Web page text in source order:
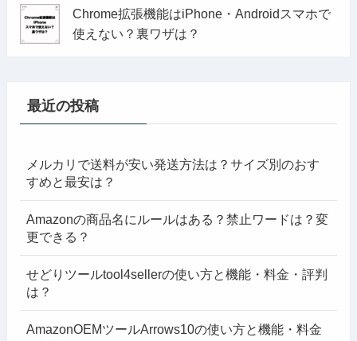
Chrome拡張機能はiPhone・Androidスマホで
使えない？裏ワザは？
最近の投稿
メルカリで送料が安い発送方法は？サイズ別のおす
すめと最安は？
Amazonの商品名にルールはある？禁止ワードは？変
更できる？
せどりツールtool4sellerの使い方と機能・料金・評判
は？
AmazonOEMツールArrows10の使い方と機能・料金